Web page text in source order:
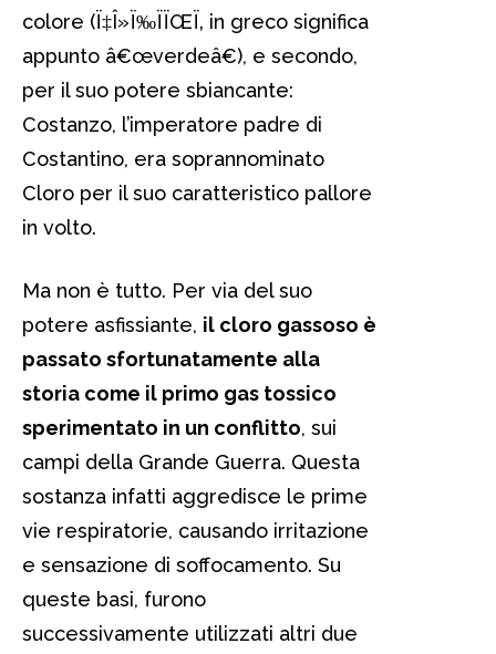
colore (Ï‡Î»Ï‰ÏÏŒÏ‚ in greco significa
appunto â€œverdeâ€), e secondo,
per il suo potere sbiancante:
Costanzo, l’imperatore padre di
Costantino, era soprannominato
Cloro per il suo caratteristico pallore
in volto.
Ma non è tutto. Per via del suo
potere asfissiante, il cloro gassoso è
passato sfortunatamente alla
storia come il primo gas tossico
sperimentato in un conflitto, sui
campi della Grande Guerra. Questa
sostanza infatti aggredisce le prime
vie respiratorie, causando irritazione
e sensazione di soffocamento. Su
queste basi, furono
successivamente utilizzati altri due